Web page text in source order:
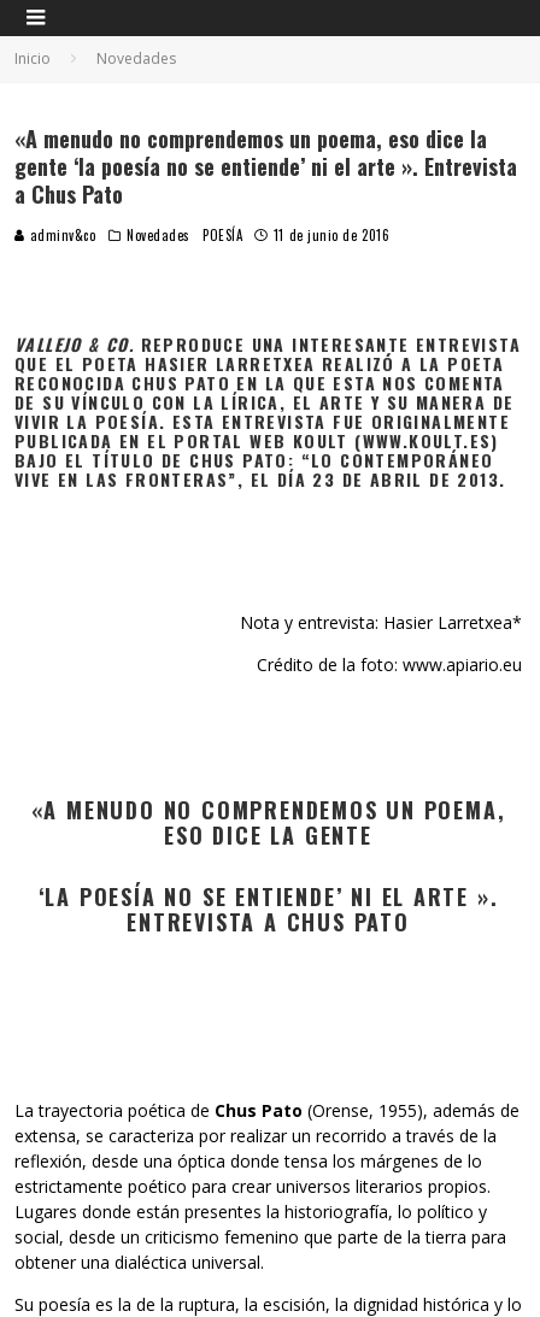
Inicio Novedades
«A menudo no comprendemos un poema, eso dice la
gente ‘la poesía no se entiende’ ni el arte ». Entrevista
a Chus Pato
adminv&co Novedades POESÍA 11 de junio de 2016
VALLEJO & CO. REPRODUCE UNA INTERESANTE ENTREVISTA
QUE EL POETA HASIER LARRETXEA REALIZÓ A LA POETA
RECONOCIDA CHUS PATO EN LA QUE ESTA NOS COMENTA
DE SU VÍNCULO CON LA LÍRICA, EL ARTE Y SU MANERA DE
VIVIR LA POESÍA. ESTA ENTREVISTA FUE ORIGINALMENTE
PUBLICADA EN EL PORTAL WEB KOULT (WWW.KOULT.ES)
BAJO EL TÍTULO DE CHUS PATO: “LO CONTEMPORÁNEO
VIVE EN LAS FRONTERAS”, EL DÍA 23 DE ABRIL DE 2013.
Nota y entrevista: Hasier Larretxea*
Crédito de la foto: www.apiario.eu
«A MENUDO NO COMPRENDEMOS UN POEMA,
ESO DICE LA GENTE
‘LA POESÍA NO SE ENTIENDE’ NI EL ARTE ».
ENTREVISTA A CHUS PATO
La tra­yec­to­ria poé­tica de Chus Pato (Orense, 1955), ade­más de
extensa, se carac­te­riza por rea­li­zar un reco­rrido a tra­vés de la
refle­xión, desde una óptica donde tensa los már­ge­nes de lo
estrictamente poé­tico para crear uni­ver­sos lite­ra­rios pro­pios.
Luga­res donde están pre­sen­tes la his­to­rio­gra­fía, lo polí­tico y
social, desde un cri­ti­cismo feme­nino que parte de la tie­rra para
obte­ner una dia­léc­tica universal.
Su poe­sía es la de la rup­tura, la esci­sión, la dig­ni­dad his­tó­rica y lo